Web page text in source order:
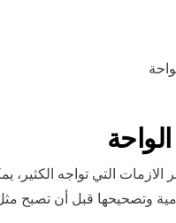
التي تواجه
وتصحيحها قبل أن تصبح